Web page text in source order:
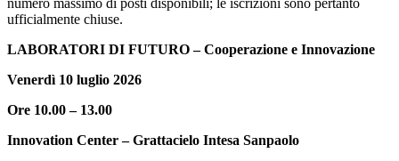
ufficialmente chiuse.
LABORATORI DI FUTURO – Cooperazione e Innovazione
Venerdì 10 luglio 2026
Ore 10.00 – 13.00
Innovation Center – Grattacielo Intesa Sanpaolo